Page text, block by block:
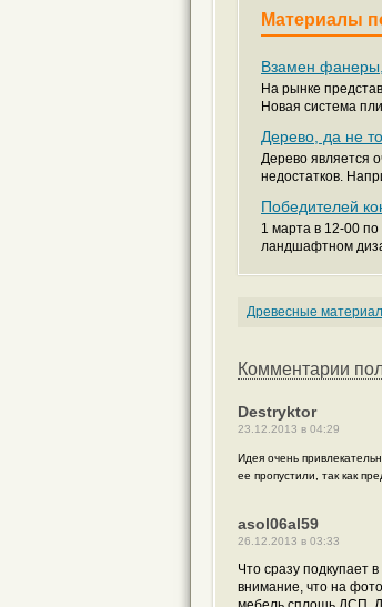
Материалы
Взамен
На рынке
Новая система
Дерево, да не то
Дерево является
недостатков.
Победителей
1 марта в 12-00 по
ландшафтном
Древесные
Комментарии
Destryktor
23.12.2013 в 04:29
Идея очень
ее пропустили, так как
asol06al59
26.12.2013 в 03:33
Что сразу подкупает
внимание, что на